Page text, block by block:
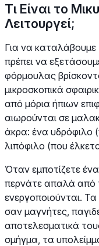
Τι Είναι το
Λειτουργεί;
Για να καταλάβουμε
πρέπει να
φόρμουλας
μικροσκοπικά
από μόρια ήπιων
αιωρούνται σε
άκρα: ένα υδρόφιλο
λιπόφιλο (που
Όταν εμποτίζετε
περνάτε απαλά από
ενεργοποιούνται.
σαν μαγνήτες,
αποτελεσματικά
σμήγμα, τα